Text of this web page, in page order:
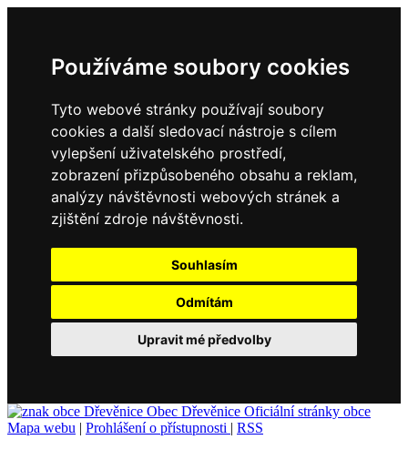
Používáme soubory cookies
Tyto webové stránky používají soubory
cookies a další sledovací nástroje s cílem
vylepšení uživatelského prostředí,
zobrazení přizpůsobeného obsahu a reklam,
analýzy návštěvnosti webových stránek a
zjištění zdroje návštěvnosti.
Souhlasím
Odmítám
Upravit mé předvolby
Obec Dřevěnice Oficiální stránky obce
Mapa webu | Prohlášení o přístupnosti | RSS